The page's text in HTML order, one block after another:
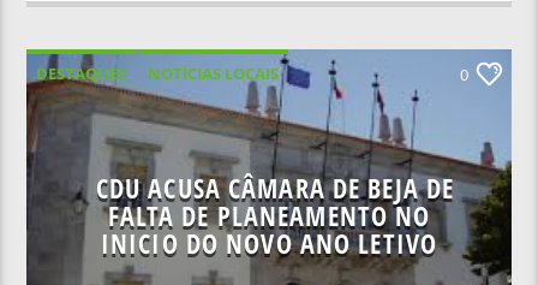
DESTAQUES NOTÍCIAS LOCAIS 0
CDU ACUSA CÂMARA DE BEJA DE
FALTA DE PLANEAMENTO NO
INICIO DO NOVO ANO LETIVO